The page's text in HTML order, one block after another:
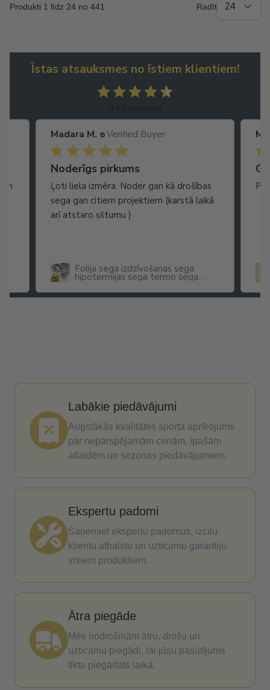
Produkti 1 līdz 24 no 441 Radīt
Īstas atsauksmes no īstiem klientiem!
Madara M. Verified Buyer
Noderīgs pirkums
Ļoti liela izmēra. Noder gan kā drošības
sega gan citiem projektiem (karstā laikā
arī atstaro siltumu )
Folija sega izdzīvošanas sega
hipotermijas sega termo sega
210 cm
Labākie piedāvājumi
Augstākās kvalitātes sporta aprīkojums
par nepārspējamām cenām, īpašām
atlaidēm un sezonas piedāvājumiem.
Ekspertu padomi
Saņemiet ekspertu padomus, izcilu
klientu atbalstu un uzticamu garantiju
visiem produktiem.
Ātra piegāde
Mēs nodrošinām ātru, drošu un
uzticamu piegādi, lai jūsu pasūtījums
tiktu piegādāts laikā.